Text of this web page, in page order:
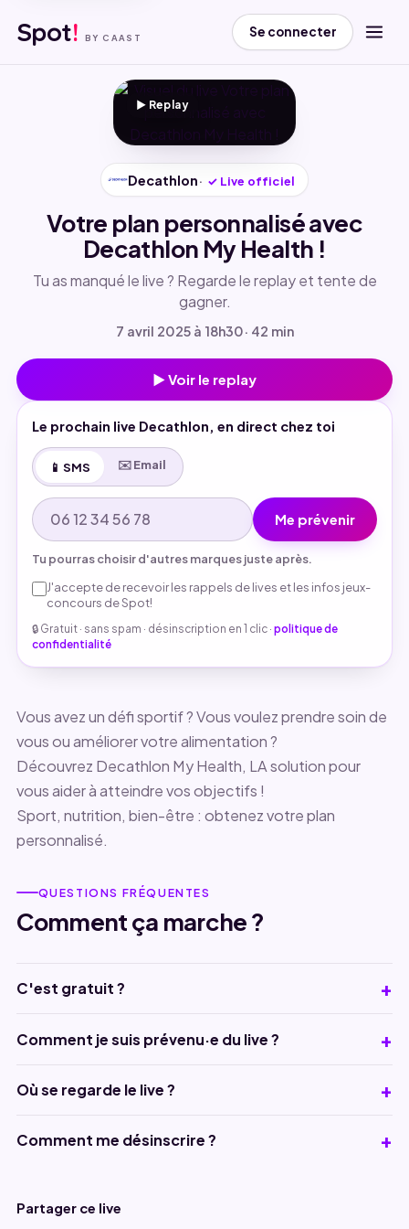
Spot! BY CAAST Se connecter
▶ Replay
▶
Decathlon ✓ Live officiel
Votre plan personnalisé avec
Decathlon My Health !
Tu as manqué le live ? Regarde le replay et tente de
gagner.
7 avril 2025 à 18h30· 42 min
▶ Voir le replay
Le prochain live Decathlon, en direct chez toi
📱 SMS ✉️ Email
Me prévenir
Tu pourras choisir d'autres marques juste après.
J'accepte de recevoir les rappels de lives et les infos jeux-
concours de Spot!
🔒 Gratuit · sans spam · désinscription en 1 clic · politique de
confidentialité
Vous avez un défi sportif ? Vous voulez prendre soin de
vous ou améliorer votre alimentation ?
Découvrez Decathlon My Health, LA solution pour
vous aider à atteindre vos objectifs !
Sport, nutrition, bien-être : obtenez votre plan
personnalisé.
QUESTIONS FRÉQUENTES
Comment ça marche ?
C'est gratuit ?
Comment je suis prévenu·e du live ?
Où se regarde le live ?
Comment me désinscrire ?
Partager ce live